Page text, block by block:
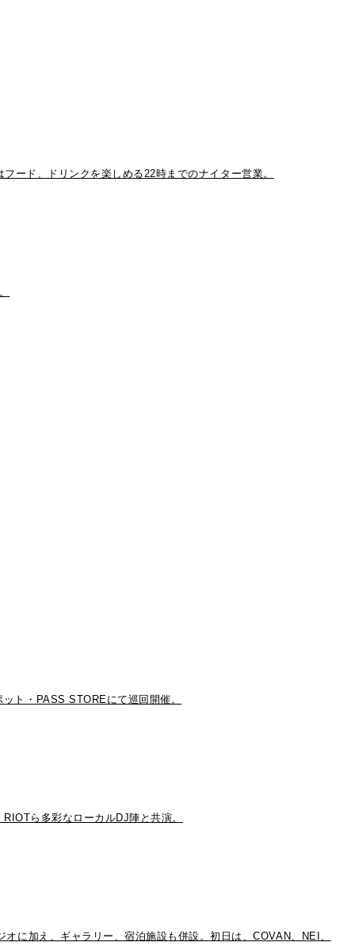
ード、ドリンクを楽しめる22時までのナイター営業。
ト・PASS STOREにて巡回開催。
ら多彩なローカルDJ陣と共演。
に加え、ギャラリー、宿泊施設も併設。初日は、COVAN、NEI、